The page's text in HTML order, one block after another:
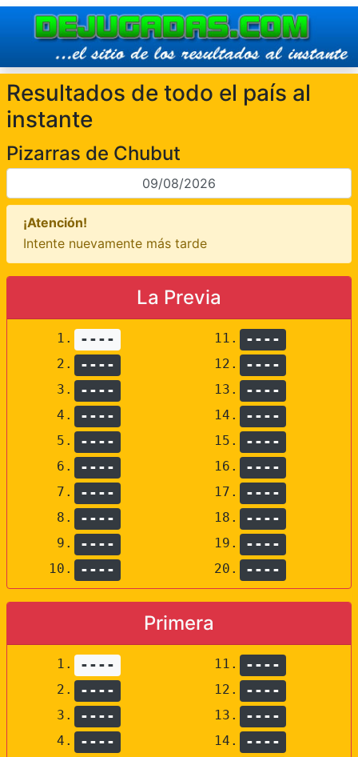
Resultados de todo el país al
instante
Pizarras de Chubut
¡Atención!
Intente nuevamente más tarde
La Previa
1. ---- 11. ----
2. ---- 12. ----
3. ---- 13. ----
4. ---- 14. ----
5. ---- 15. ----
6. ---- 16. ----
7. ---- 17. ----
8. ---- 18. ----
9. ---- 19. ----
10. ---- 20. ----
Primera
1. ---- 11. ----
2. ---- 12. ----
3. ---- 13. ----
4. ---- 14. ----